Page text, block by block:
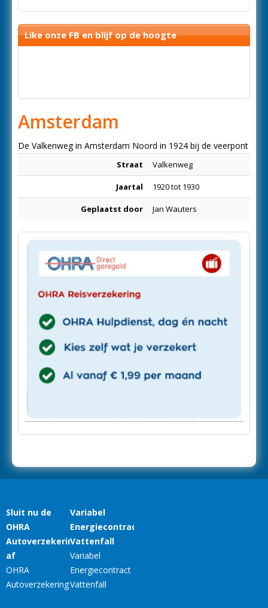
Like onze FB en blijf op de hoogte
Amsterdam
De Valkenweg in Amsterdam Noord in 1924 bij de veerpont
Straat Valkenweg
Jaartal 1920 tot 1930
Geplaatst door Jan Wauters